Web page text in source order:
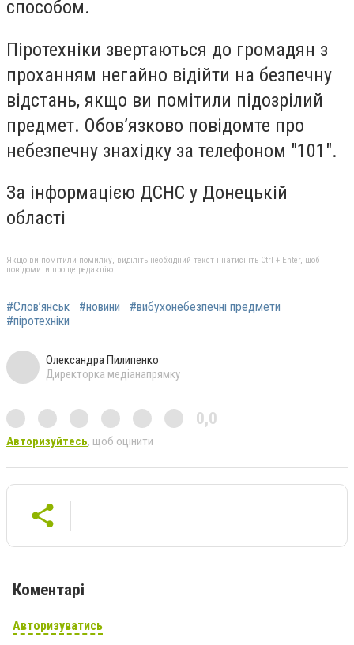
способом.
Піротехніки звертаються до громадян з
проханням негайно відійти на безпечну
відстань, якщо ви помітили підозрілий
предмет. Обов’язково повідомте про
небезпечну знахідку за телефоном "101".
За інформацією ДСНС у Донецькій
області
Якщо ви помітили помилку, виділіть необхідний текст і натисніть Ctrl + Enter, щоб
повідомити про це редакцію
#Слов’янськ #новини
#вибухонебезпечні предмети
#піротехніки
Олександра Пилипенко
Директорка медіанапрямку
0,0
Авторизуйтесь, щоб оцінити
Коментарі
Авторизуватись